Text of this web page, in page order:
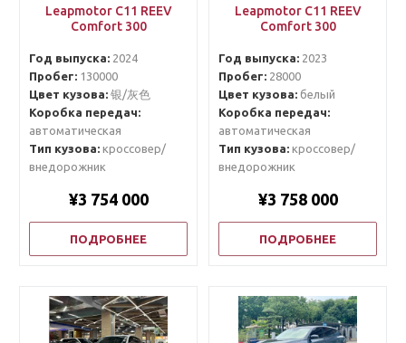
Leapmotor C11 REEV
Comfort 300
Год выпуска:2024
Пробег:130000
Цвет кузова:银/灰色
Коробка передач:
автоматическая
Тип кузова:кроссовер/
внедорожник
¥3 754 000
ПОДРОБНЕЕ
Leapmotor C11 REEV
Comfort 300
Год выпуска:2023
Пробег:28000
Цвет кузова:белый
Коробка передач:
автоматическая
Тип кузова:кроссовер/
внедорожник
¥3 758 000
ПОДРОБНЕЕ